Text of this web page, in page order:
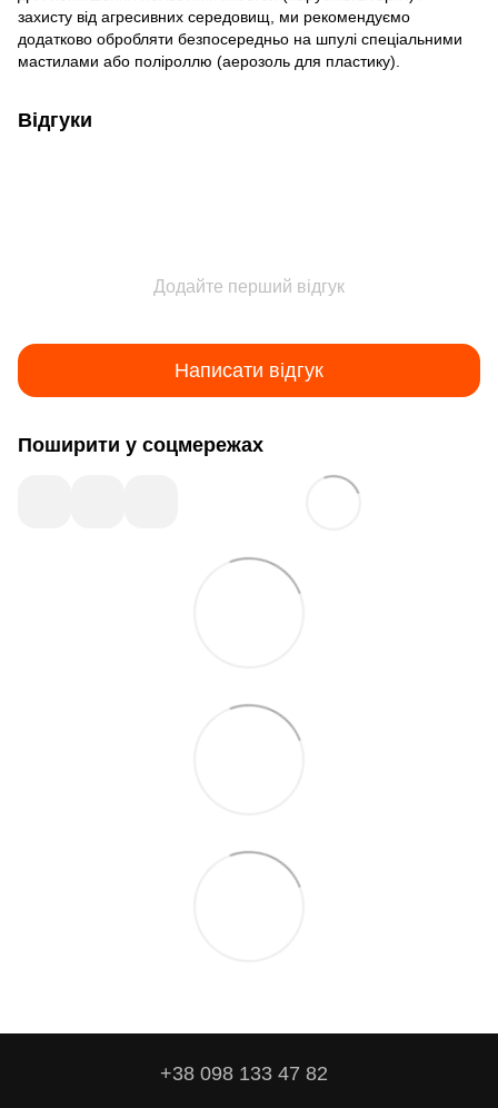
захисту від агресивних середовищ, ми рекомендуємо
додатково обробляти безпосередньо на шпулі спеціальними
мастилами або поліроллю (аерозоль для пластику).
Відгуки
Додайте перший відгук
Написати відгук
Поширити у соцмережах
+38 098 133 47 82